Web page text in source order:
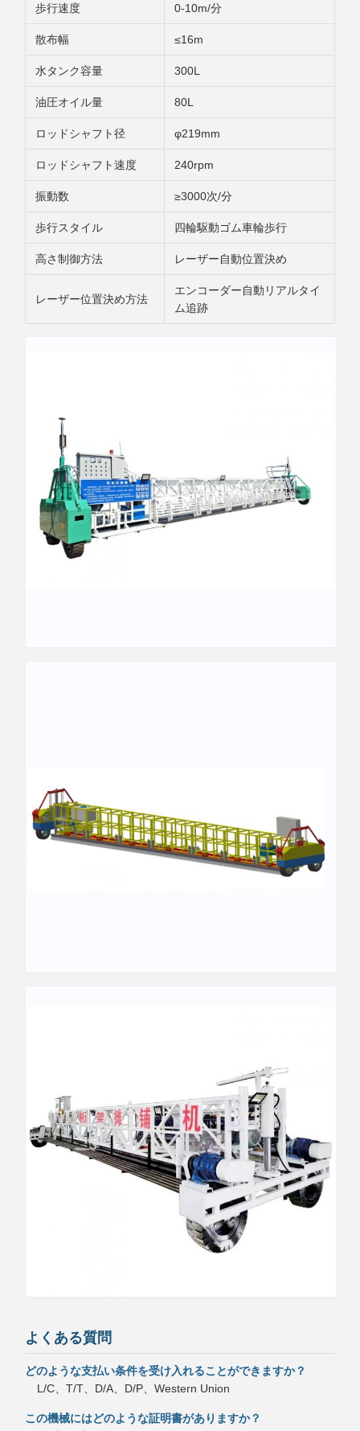
歩行速度 0-10m/分
散布幅 ≤16m
水タンク容量 300L
油圧オイル量 80L
ロッドシャフト径 φ219mm
ロッドシャフト速度 240rpm
振動数 ≥3000次/分
歩行スタイル 四輪駆動ゴム車輪歩行
高さ制御方法 レーザー自動位置決め
レーザー位置決め方法
エンコーダー自動リアルタイ
ム追跡
よくある質問
どのような支払い条件を受け入れることができますか？
L/C、T/T、D/A、D/P、Western Union
この機械にはどのような証明書がありますか？